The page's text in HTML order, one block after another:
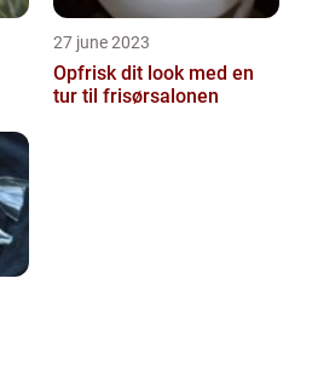
27 june 2023
Opfrisk dit look med en
tur til frisørsalonen